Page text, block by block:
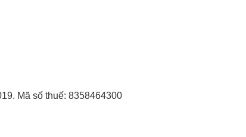
Mã số thuế: 8358464300